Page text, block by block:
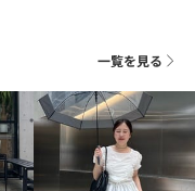
一覧を見る